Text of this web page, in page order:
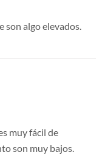
son algo elevados.
muy fácil de
son muy bajos.